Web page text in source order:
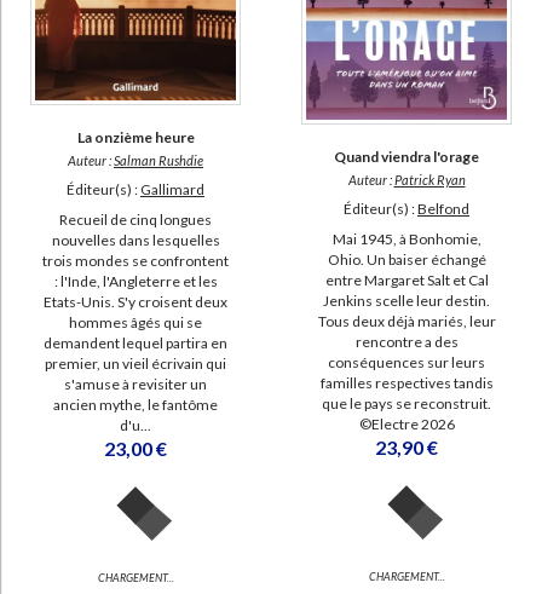
La onzième heure
Auteur :Salman Rushdie
Éditeur(s) : Gallimard
Recueil de cinq longues
nouvelles dans lesquelles
trois mondes se confrontent
: l'Inde, l'Angleterre et les
Etats-Unis. S'y croisent deux
hommes âgés qui se
demandent lequel partira en
premier, un vieil écrivain qui
s'amuse à revisiter un
ancien mythe, le fantôme
d'u...
23,00 €
CHARGEMENT...
Quand viendra l'orage
Auteur :Patrick Ryan
Éditeur(s) :Belfond
Mai 1945, à Bonhomie,
Ohio. Un baiser échangé
entre Margaret Salt et Cal
Jenkins scelle leur destin.
Tous deux déjà mariés, leur
rencontre a des
conséquences sur leurs
familles respectives tandis
que le pays se reconstruit.
©Electre 2026
23,90 €
CHARGEMENT...